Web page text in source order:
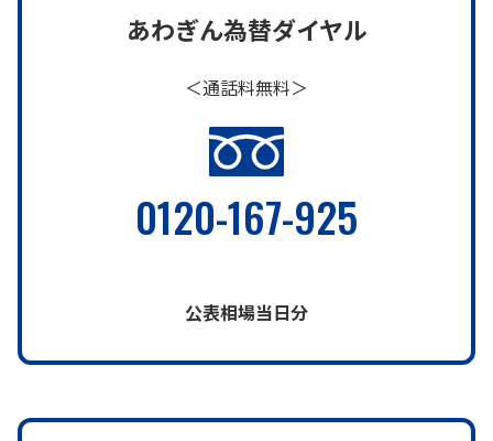
あわぎん為替ダイヤル
＜通話料無料＞
0120-167-925
公表相場当日分